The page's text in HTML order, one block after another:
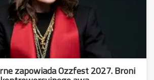
zapowiada Ozzfest 2027. Broni